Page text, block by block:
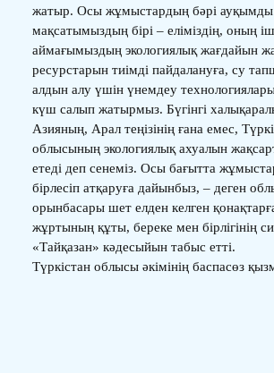
жатыр. Осы жұмыстардың бәрі ауқымды.
мақсатымыздың бірі – еліміздің, оның
аймағымыздың экологиялық жағдайын
ресурстарын тиімді пайдалануға, су
алдын алу үшін үнемдеу
күш салып жатырмыз. Бүгінгі
Азияның, Арал теңізінің ғана емес,
облысының экологиялық ахуалын
етеді деп сенеміз. Осы бағытта
бірлесіп атқаруға дайынбыз, – деген
орынбасары шет елден келген
жұртының құты, береке мен бірлігінің
«Тайқазан» кәдесыйын табыс етті.
Түркістан облысы әкімінің баспасөз